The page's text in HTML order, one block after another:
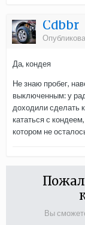
Cdbbr
Да, кондея
Не знаю пробег,
выключенным: у
доходили сделать
кататься с
котором не
Вы